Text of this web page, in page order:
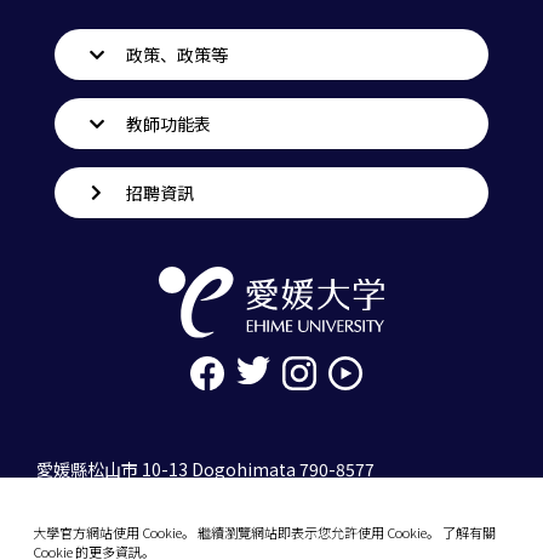
大學官方網站使用 Cookie。 繼續瀏覽網站即表示您允許使用 Cookie。 了解有關
Cookie 的更多資訊。
政策、政策等
教師功能表
招聘資訊
愛媛縣松山市 10-13 Dogohimata 790-8577
10-13 Dogo-Himata, Matsuyama, Ehime 790-